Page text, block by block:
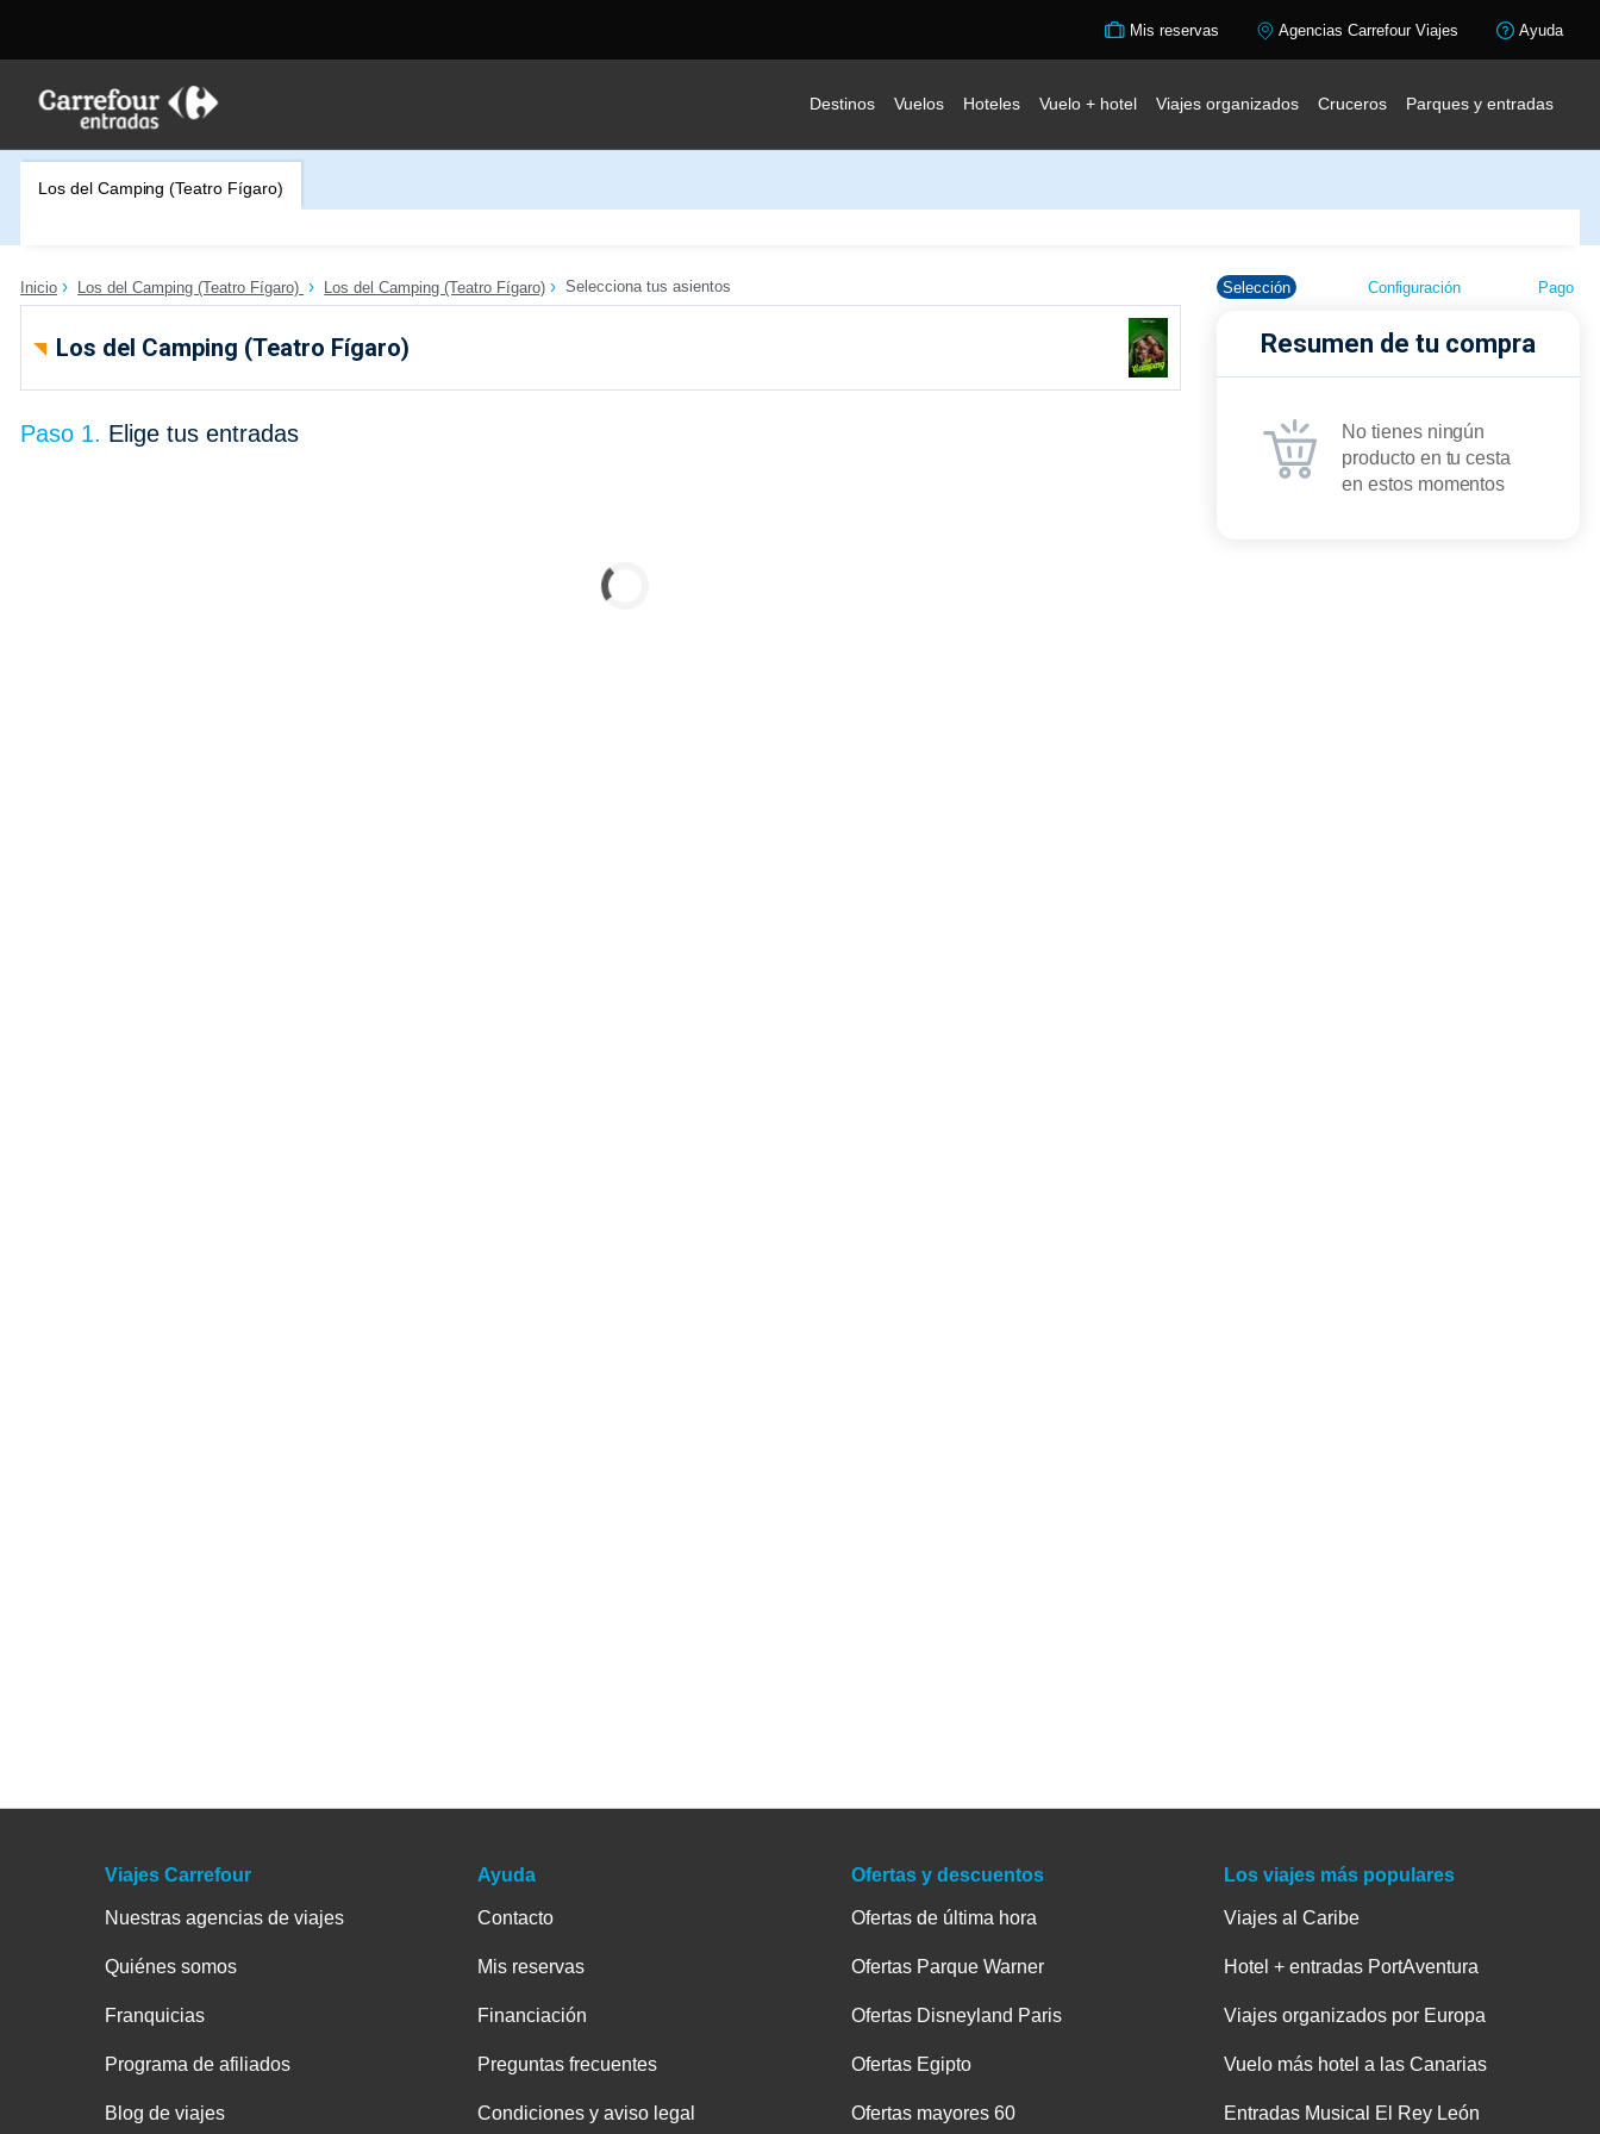
Mis reservas Agencias Carrefour Viajes Ayuda
Destinos Vuelos Hoteles Vuelo + hotel Viajes organizados Cruceros Parques y entradas
Los del Camping (Teatro Fígaro)
Inicio Los del Camping (Teatro Fígaro) Los del Camping (Teatro Fígaro) Selecciona tus asientos
Los del Camping (Teatro Fígaro)
Paso 1. Elige tus entradas
Selección Configuración Pago
Resumen de tu compra
No tienes ningún
producto en tu cesta
en estos momentos
Viajes Carrefour
Nuestras agencias de viajes
Quiénes somos
Franquicias
Programa de afiliados
Blog de viajes
Ayuda
Contacto
Mis reservas
Financiación
Preguntas frecuentes
Condiciones y aviso legal
Ofertas y descuentos
Ofertas de última hora
Ofertas Parque Warner
Ofertas Disneyland Paris
Ofertas Egipto
Ofertas mayores 60
Los viajes más populares
Viajes al Caribe
Hotel + entradas PortAventura
Viajes organizados por Europa
Vuelo más hotel a las Canarias
Entradas Musical El Rey León